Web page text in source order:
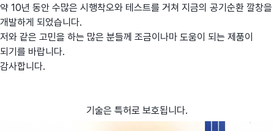
약 10년 동안 수많은 시행착오와 테스트를 거쳐 지금의 공기순환 깔창을
개발하게 되었습니다.
저와 같은 고민을 하는 많은 분들께 조금이나마 도움이 되는 제품이
되기를 바랍니다.
감사합니다.
기술은 특허로 보호됩니다.